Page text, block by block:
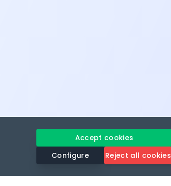
Accept cookies
Configure
Reject all cookies